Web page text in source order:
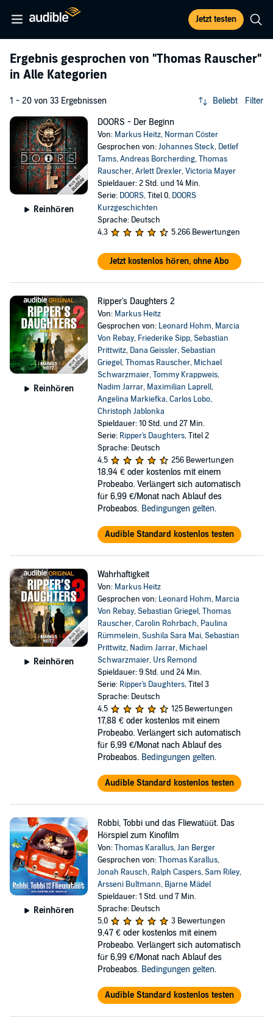
Jetzt testen
Ergebnis gesprochen von "Thomas Rauscher"
in Alle Kategorien
1 - 20 von 33 Ergebnissen Beliebt Filter
Reinhören
DOORS - Der Beginn
Von: Markus Heitz, Norman Cöster
Gesprochen von:Johannes Steck, Detlef
Tams,Andreas Borcherding,Thomas
Rauscher,Arlett Drexler,Victoria Mayer
Spieldauer: 2 Std. und 14 Min.
Serie: DOORS, Titel 0, DOORS
Kurzgeschichten
Sprache: Deutsch
4,3
5.266 Bewertungen
Jetzt kostenlos hören, ohne Abo
Reinhören
Ripper's Daughters 2
Von: Markus Heitz
Gesprochen von: Leonard Hohm, Marcia
Von Rebay, Friederike Sipp,Sebastian
Prittwitz, Dana Geissler,Sebastian
Griegel,Thomas Rauscher, Michael
Schwarzmaier,Tommy Krappweis,
Nadim Jarrar, Maximilian Laprell,
Angelina Markiefka,Carlos Lobo,
Christoph Jablonka
Spieldauer: 10 Std. und 27 Min.
Serie: Ripper's Daughters, Titel 2
Sprache: Deutsch
4,5
256 Bewertungen
18,94 € oder kostenlos mit einem
Probeabo. Verlängert sich automatisch
für 6,99 €/Monat nach Ablauf des
Probeabos. Bedingungen gelten.
Audible Standard kostenlos testen
Reinhören
Wahrhaftigkeit
Von: Markus Heitz
Gesprochen von: Leonard Hohm, Marcia
Von Rebay,Sebastian Griegel,Thomas
Rauscher,Carolin Rohrbach, Paulina
Rümmelein,Sushila Sara Mai,Sebastian
Prittwitz, Nadim Jarrar, Michael
Schwarzmaier, Urs Remond
Spieldauer: 9 Std. und 24 Min.
Serie: Ripper's Daughters, Titel 3
Sprache: Deutsch
4,5
125 Bewertungen
17,88 € oder kostenlos mit einem
Probeabo. Verlängert sich automatisch
für 6,99 €/Monat nach Ablauf des
Probeabos. Bedingungen gelten.
Audible Standard kostenlos testen
Reinhören
Robbi, Tobbi und das Fliewatüüt. Das
Hörspiel zum Kinofilm
Von:Thomas Karallus,Jan Berger
Gesprochen von:Thomas Karallus,
Jonah Rausch, Ralph Caspers,Sam Riley,
Arsseni Bultmann, Bjarne Mädel
Spieldauer: 1 Std. und 7 Min.
Sprache: Deutsch
5,0
3 Bewertungen
9,47 € oder kostenlos mit einem
Probeabo. Verlängert sich automatisch
für 6,99 €/Monat nach Ablauf des
Probeabos. Bedingungen gelten.
Audible Standard kostenlos testen